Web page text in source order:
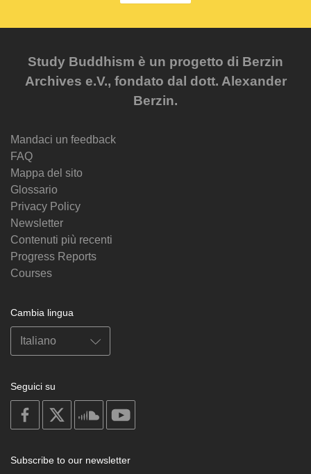
Study Buddhism è un progetto di Berzin
Archives e.V., fondato dal dott. Alexander
Berzin.
Mandaci un feedback
FAQ
Mappa del sito
Glossario
Privacy Policy
Newsletter
Contenuti più recenti
Progress Reports
Courses
Cambia lingua
Seguici su
on
facebook
soundcloud
Subscribe to our newsletter